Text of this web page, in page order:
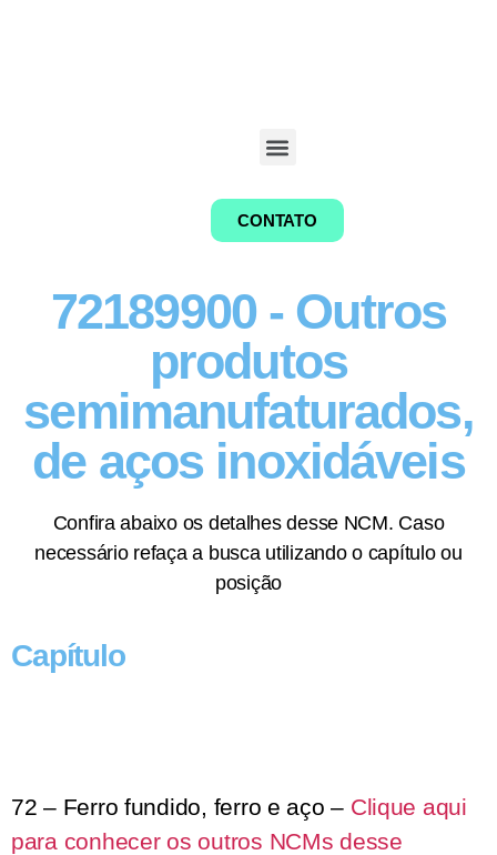
CONTATO
72189900 - Outros
produtos
semimanufaturados,
de aços inoxidáveis
Confira abaixo os detalhes desse NCM. Caso
necessário refaça a busca utilizando o capítulo ou
posição
Capítulo
72 – Ferro fundido, ferro e aço – Clique aqui
para conhecer os outros NCMs desse